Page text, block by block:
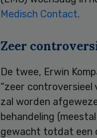
Medisch Contact.
Zeer
De twee, Erwin
“zeer controversieel
zal worden
behandeling
gewacht totdat een